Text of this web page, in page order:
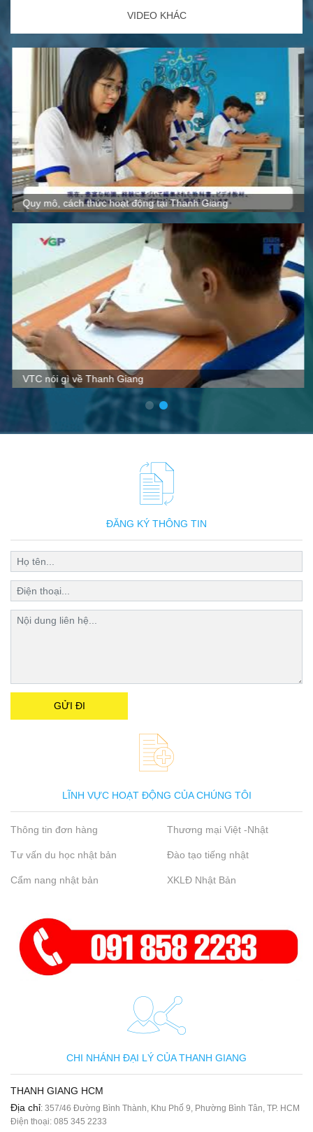
VIDEO KHÁC
Quy mô, cách thức hoạt động tại Thanh Giang
VTC nói gì về Thanh Giang
ĐĂNG KÝ THÔNG TIN
LĨNH VỰC HOẠT ĐỘNG CỦA CHÚNG TÔI
Thông tin đơn hàng Thương mại Việt -Nhật
Tư vấn du học nhật bản Đào tạo tiếng nhật
Cẩm nang nhật bản XKLĐ Nhật Bản
CHI NHÁNH ĐẠI LÝ CỦA THANH GIANG
THANH GIANG HCM
Địa chỉ: 357/46 Đường Bình Thành, Khu Phố 9, Phường Bình Tân, TP. HCM
Điện thoại: 085 345 2233